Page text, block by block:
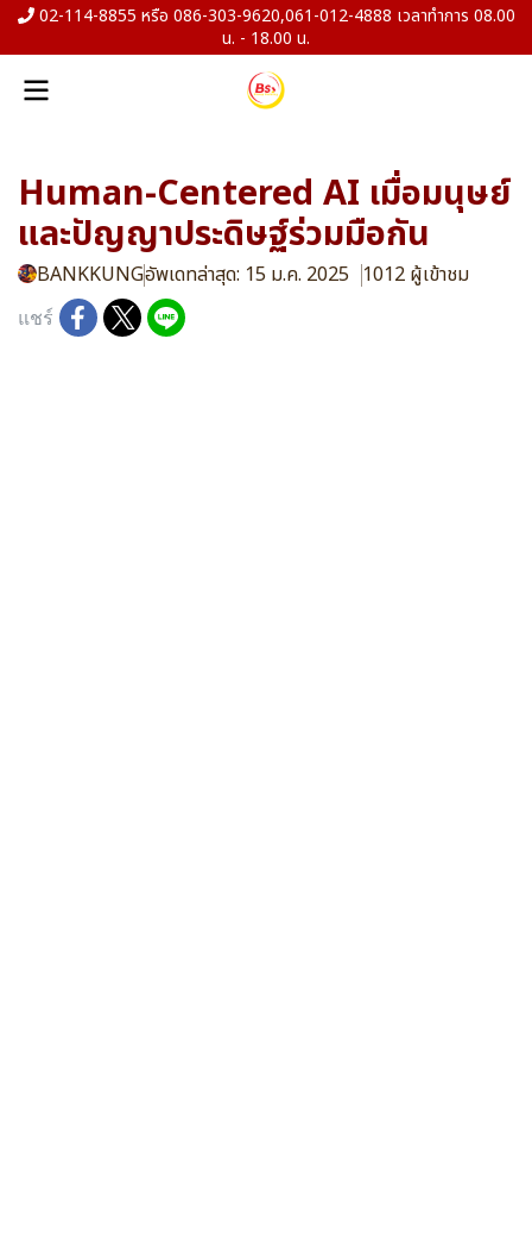
02-114-8855 หรือ 086-303-9620,061-012-4888 เวลาทำการ 08.00
น. - 18.00 น.
Human-Centered AI เมื่อมนุษย์
และปัญญาประดิษฐ์ร่วมมือกัน
BANKKUNGอัพเดทล่าสุด: 15 ม.ค. 2025 1012 ผู้เข้าชม
แชร์